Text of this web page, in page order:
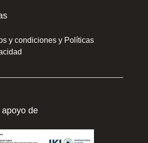
y condiciones y Políticas
apoyo de